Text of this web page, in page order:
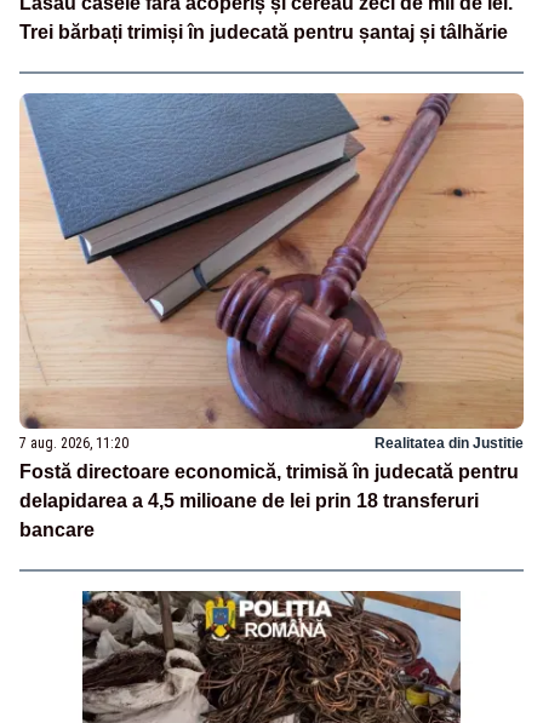
Trei bărbați trimiși în judecată pentru șantaj și tâlhărie
7 aug. 2026, 11:20 Realitatea din Justitie
Fostă directoare economică, trimisă în judecată pentru
delapidarea a 4,5 milioane de lei prin 18 transferuri
bancare